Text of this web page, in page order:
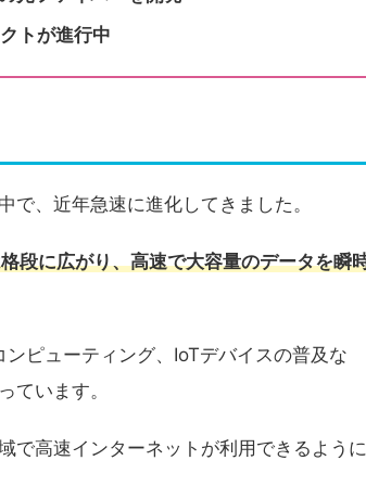
トが進行中
、近年急速に進化してきました。
段に広がり、高速で大容量のデータを瞬
ピューティング、IoTデバイスの普及な
ています。
で高速インターネットが利用できるように